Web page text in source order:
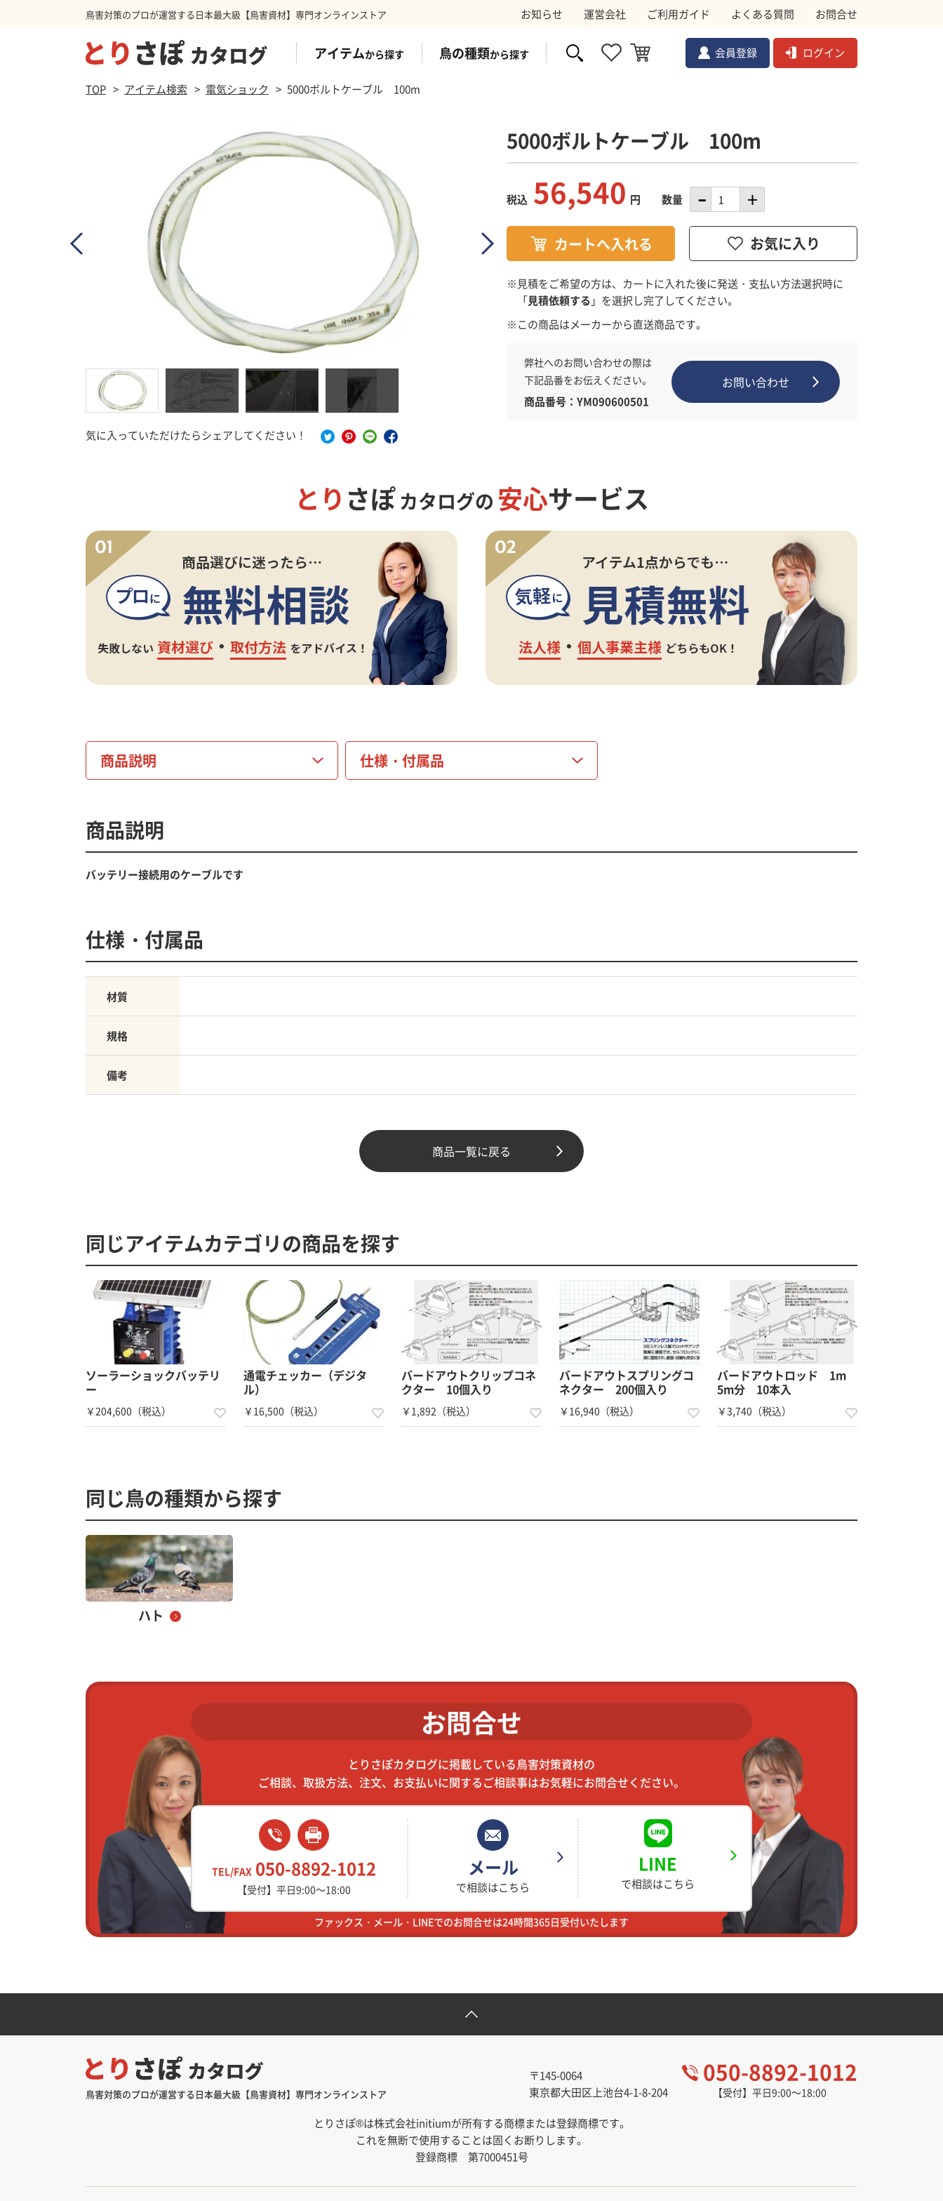
鳥害対策のプロが運営する日本最大級【鳥害資材】専門オンラインストア お知らせ 運営会社 ご利用ガイド よくある質問 お問合せ
アイテムから探す
スパイク
防鳥カーテン 電気ショック 副資材
接着剤 工具
鳥の種類から探す
カラス
その他害獣
商品を検索する
会員登録 ログイン
TOP アイテム検索 電気ショック 5000ボルトケーブル 100m
気に入っていただけたらシェアしてください！
5000ボルトケーブル 100m
税込 56,540 円 数量
※見積をご希望の方は、カートに入れた後に発送・支払い方法選択時に
「見積依頼する 」を選択し完了してください。
※この商品はメーカーから直送商品です。
弊社へのお問い合わせの際は
下記品番をお伝えください。
商品番号：YM090600501
お問い合わせ
とり さぽカタログの 安心サービス
商品説明 仕様・ 付属品
商品説明
バッテリー接続用のケーブルです
仕様・付属品
材質
規格
備考
商品一覧に戻る
同じアイテムカテゴリの商品を探す
ソーラーショックバッテリ
ー
￥204,600（税込）
通電チェッカー（デジタ
ル）
￥16,500（税込）
バードアウトクリップコネ
クター 10個入り
￥1,892（税込）
バードアウトスプリングコ
ネクター 200個入り
￥16,940（税込）
バードアウトロッド 1m
5m分 10本入
￥3,740（税込）
同じ鳥の種類から探す
ハト
お問合せ
とりさぽカタログに掲載している鳥害対策資材の
ご相談、取扱方法、注文、お支払いに関するご相談事はお気軽にお問合せください。
TEL/FAX 050-8892-1012
【受付】平日9:00～18:00
メール
で相談はこちら
LINE
で相談はこちら
ファックス・メール・LINEでのお問合せは24時間365日受付いたします
鳥害対策のプロが運営する日本最大級【鳥害資材】専門オンラインストア
050-8892-1012
【受付】平日9:00～18:00
〒145-0064
東京都大田区上池台4-1-8-204
とりさぽ®は株式会社initiumが所有する商標または登録商標です。
これを無断で使用することは固くお断りします。
登録商標 第7000451号